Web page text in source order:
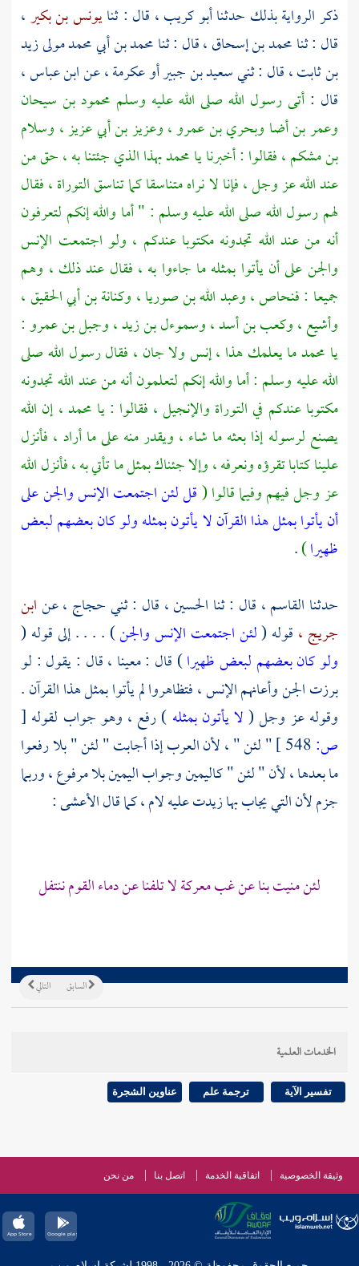
ذكر الرواية بذلك حدثناأبو كريب ، قال : ثنايونس بن بكير،
قال : ثنامحمد بن إسحاق ،قال : ثنامحمد بن أبي محمد مولى زيد
بن ثابت ،قال : ثنيسعيد بن جبيرأوعكرمة ،عنابن عباس ،
قال :أتى رسول الله صلى الله عليه وسلم محمود بن سيحان
وعمر بن أضا وبحري بن عمرو ، وعزيز بن أبي عزيز ، وسلام
بن مشكم ، فقالوا : أخبرنا يا محمد بهذا الذي جئتنا به ، حق من
عند الله عز وجل ، فإنا لا نراه متناسقا كما تناسق التوراة ، فقال
لهم رسول الله صلى الله عليه وسلم : " أما والله إنكم لتعرفون
أنه من عند الله تجدونه مكتوبا عندكم ، ولو اجتمعت الإنس
والجن على أن يأتوا بمثله ما جاءوا به ، فقال عند ذلك ، وهم
جميعا : فنحاص ، وعبد الله بن صوريا ، وكنانة بن أبي الحقيق ،
وأشيع ، وكعب بن أسد ، وسموءل بن زيد ، وجبل بن عمرو :
يا محمد ما يعلمك هذا ، إنس ولا جان ، فقال رسول الله صلى
الله عليه وسلم : أما والله إنكم لتعلمون أنه من عند الله تجدونه
مكتوبا عندكم في التوراة والإنجيل ، فقالوا : يا محمد ، إن الله
يصنع لرسوله إذا بعثه ما شاء ، ويقدر منه على ما أراد ، فأنزل
علينا كتابا تقرؤه ونعرفه ، وإلا جئناك بمثل ما تأتي به ، فأنزل الله
عز وجل فيهم وفيما قالوا (قل لئن اجتمعت الإنس والجن على
أن يأتوا بمثل هذا القرآن لا يأتون بمثله ولو كان بعضهم لبعض
ظهيرا)
.
حدثنا القاسم ، قال : ثنا الحسين ، قال : ثنيحجاج ،عنابن
جريج ، قوله (لئن اجتمعت الإنس والجن) . . . . إلى قوله (
ولو كان بعضهم لبعض ظهيرا) قال : معينا ، قال : يقول : لو
برزت الجن وأعانهم الإنس ، فتظاهروا لم يأتوا بمثل هذا القرآن .
وقوله عز وجل (لا يأتون بمثله ) رفع ، وهو جواب لقوله [
ص:
" لئن " ، لأن العرب إذا أجابت " لئن " بلا رفعوا
ما بعدها ، لأن " لئن " كاليمين وجواب اليمين بلا مرفوع ، وربما
جزم لأن التي يجاب بها زيدت عليه لام ، كما قالالأعشى:
لئن منيت بنا عن غب معركة لا تلفنا عن دماء القوم ننتفل
التالي السابق
الخدمات العلمية
تفسير الآية ترجمة علم عناوين الشجرة
وثيقة الخصوصية اتفاقية الخدمة اتصل بنا من نحن